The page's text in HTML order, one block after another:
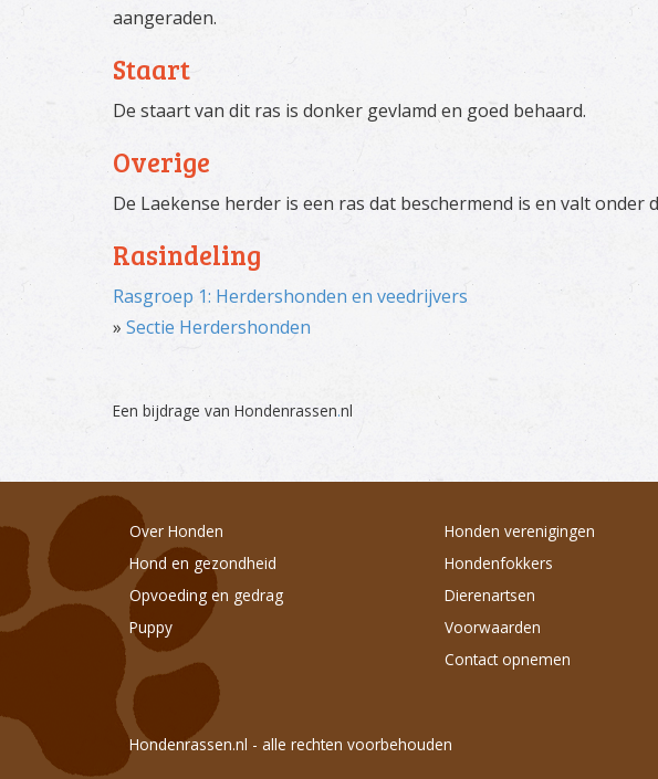
aangeraden.
Staart
De staart van dit ras is donker gevlamd en goed behaard.
Overige
De Laekense herder is een ras dat beschermend is en valt onder
Rasindeling
Rasgroep 1: Herdershonden en veedrijvers
» Sectie Herdershonden
Een bijdrage van Hondenrassen.nl
Over Honden
Hond en gezondheid
Opvoeding en gedrag
Puppy
Honden verenigingen
Hondenfokkers
Dierenartsen
Voorwaarden
Contact opnemen
Hondenrassen.nl - alle rechten voorbehouden